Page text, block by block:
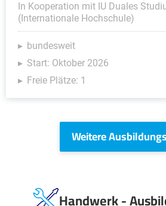
In Kooperation mit IU Duales
(Internationale Hochschule)
bundesweit
Start: Oktober 2026
Freie Plätze: 1
Weitere
Handwerk -